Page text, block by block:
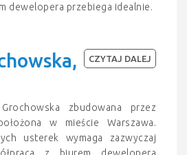
dewelopera przebiega idealnie.
zbudowana przez
w mieście Warszawa.
usterek wymaga zazwyczaj
CZYTAJ DALEJ